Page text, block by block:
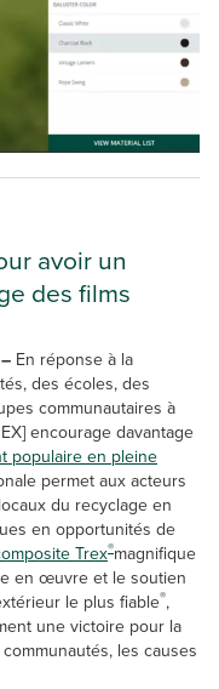
avoir un
des films
En réponse à la
des écoles, des
communautaires à
encourage davantage
populaire en pleine
permet aux acteurs
du recyclage en
en opportunités de
Trex®magnifique
en œuvre et le soutien
le plus fiable®,
une victoire pour la
les causes